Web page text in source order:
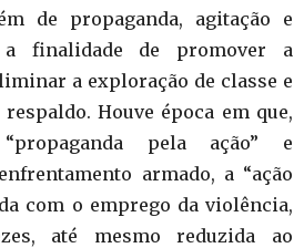
de propaganda, agitação e
a finalidade de promover a
a exploração de classe e
Houve época em que,
pela ação” e
armado, a “ação
com o emprego da violência,
até mesmo reduzida ao